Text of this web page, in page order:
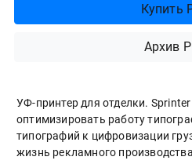
Купить
Архив
УФ-принтер для отделки.
оптимизировать работу
типографий к цифровизации
жизнь рекламного